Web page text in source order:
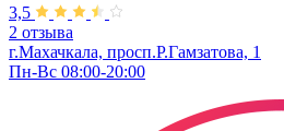
3,5
2 отзыва
г.Махачкала, просп.Р.Гамзатова, 1
Пн-Вс 08:00-20:00